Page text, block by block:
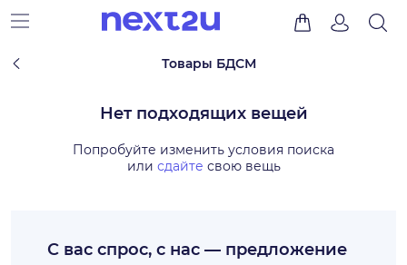
Товары БДСМ
Нет подходящих вещей
Попробуйте изменить условия поиска
или сдайте свою вещь
С вас спрос, с нас — предложение